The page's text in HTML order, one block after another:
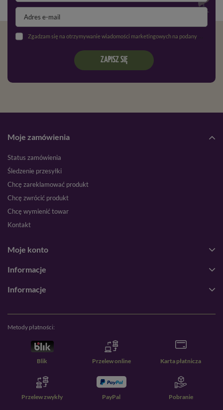
Zgadzam się na otrzymywanie wiadomości marketingowych na podany adres e-mail oraz przetwarzanie danych osobowych zgodnie z
ZAPISZ SIĘ
Moje zamówienia
Status zamówienia
Śledzenie przesyłki
Chcę zareklamować produkt
Chcę zwrócić produkt
Chcę wymienić towar
Kontakt
Moje konto
Informacje
Informacje
Metody płatności:
Blik Przelew online Karta płatnicza
Przelew zwykły PayPal Pobranie